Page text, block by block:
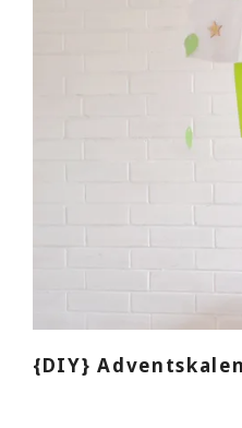
{DIY}